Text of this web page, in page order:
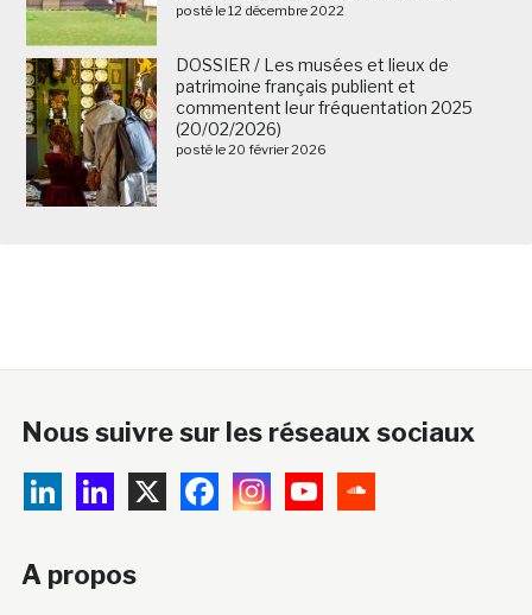
posté le 12 décembre 2022
DOSSIER / Les musées et lieux de
patrimoine français publient et
commentent leur fréquentation 2025
(20/02/2026)
posté le 20 février 2026
Nous suivre sur les réseaux sociaux
A propos